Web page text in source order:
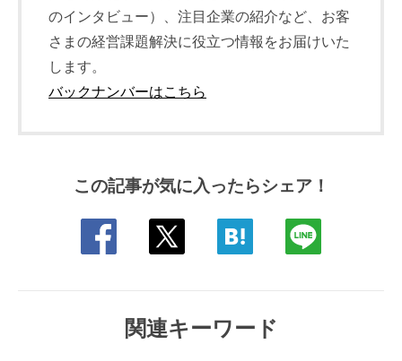
のインタビュー）、注目企業の紹介など、お客
さまの経営課題解決に役立つ情報をお届けいた
します。
バックナンバーはこちら
この記事が気に入ったらシェア！
関連キーワード